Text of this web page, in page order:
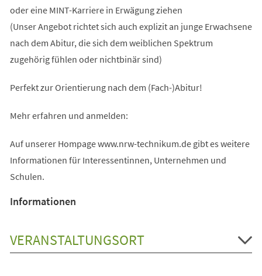
oder eine MINT-Karriere in Erwägung ziehen
(Unser Angebot richtet sich auch explizit an junge Erwachsene
nach dem Abitur, die sich dem weiblichen Spektrum
zugehörig fühlen oder nichtbinär sind)
Perfekt zur Orientierung nach dem (Fach-)Abitur!
Mehr erfahren und anmelden:
Auf unserer Hompage www.nrw-technikum.de gibt es weitere
Informationen für Interessentinnen, Unternehmen und
Schulen.
Informationen
VERANSTALTUNGSORT